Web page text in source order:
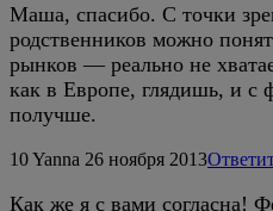
Маша, спасибо. С точки
родственников можно
рынков — реально не
как в Европе, глядишь, и с
получше.
10Yanna 26 ноября 2013
Как же я с вами согласна!